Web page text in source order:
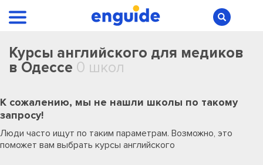
Курсы английского для медиков
в Одессе 0 школ
К сожалению, мы не нашли школы по такому
запросу!
Люди часто ищут по таким параметрам. Возможно, это
поможет вам выбрать курсы английского